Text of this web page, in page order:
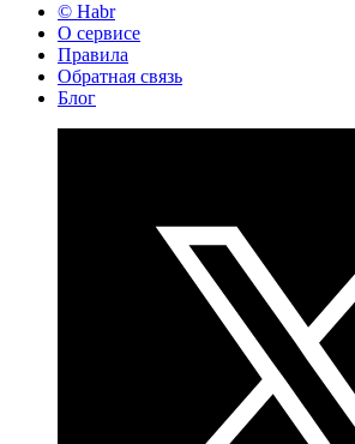
© Habr
О сервисе
Правила
Обратная связь
Блог